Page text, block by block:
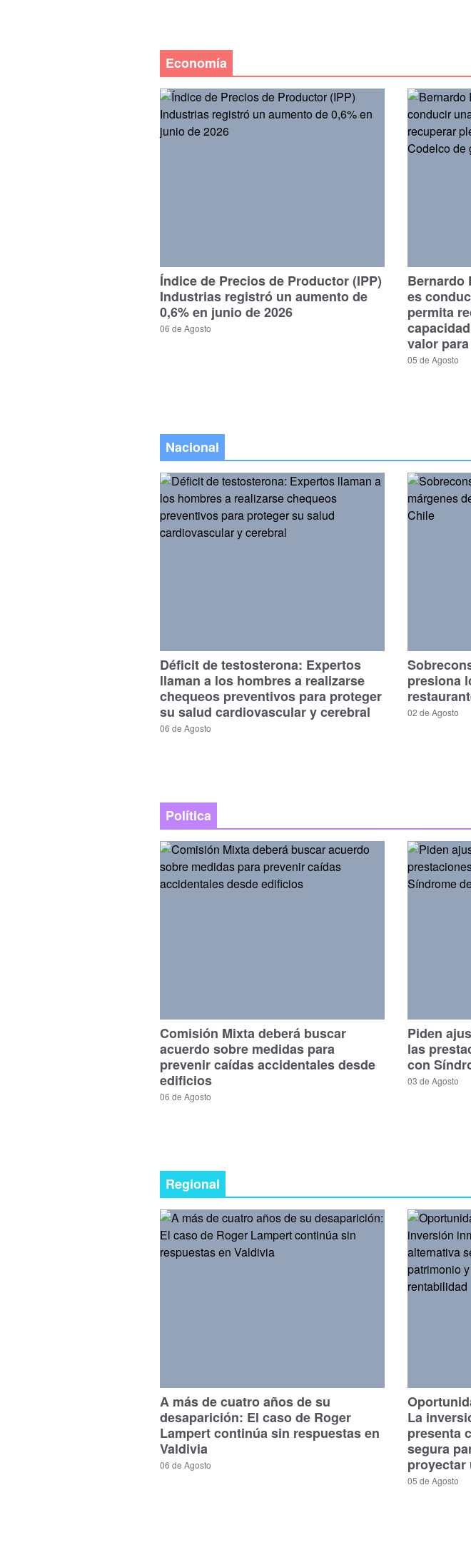
Economía
Índice de Precios de Productor (IPP)
Industrias registró un aumento de
0,6% en junio de 2026
06 de Agosto
Bernardo
es
permita
valor
05 de Agosto
Nacional
Déficit de testosterona: Expertos
llaman a los hombres a realizarse
chequeos preventivos para proteger
su salud cardiovascular y cerebral
06 de Agosto
presiona
02 de Agosto
Política
Comisión Mixta deberá buscar
acuerdo sobre medidas para
prevenir caídas accidentales desde
edificios
06 de Agosto
Piden
las
con
03 de Agosto
Regional
A más de cuatro años de su
desaparición: El caso de Roger
Lampert continúa sin respuestas en
Valdivia
06 de Agosto
La
presenta
segura
proyectar
05 de Agosto